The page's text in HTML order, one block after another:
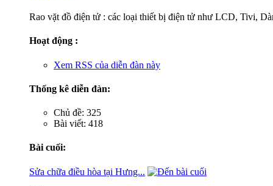
Rao vặt đồ điện tử : các loại thiết bị điện tử như LCD, Tivi,
Hoạt động :
Xem RSS của diễn đàn này
Thống kê diễn đàn:
Chủ đề: 325
Bài viết: 418
Bài cuối:
Sửa chữa điều hòa tại Hưng...